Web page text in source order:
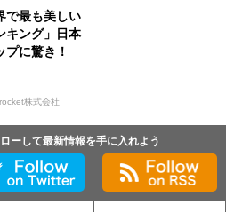
で最も美しい
キング」日本
プに驚き！
株式会社
ーして最新情報を手に入れよう